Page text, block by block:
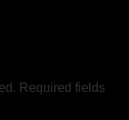
Required fields